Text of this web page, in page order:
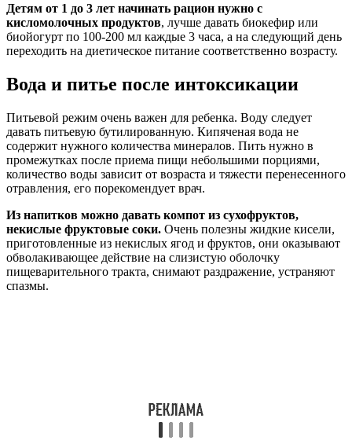
Детям от 1 до 3 лет начинать рацион нужно с
кисломолочных продуктов, лучше давать биокефир или
биойогурт по 100-200 мл каждые 3 часа, а на следующий день
переходить на диетическое питание соответственно возрасту.
Вода и питье после интоксикации
Питьевой режим очень важен для ребенка. Воду следует
давать питьевую бутилированную. Кипяченая вода не
содержит нужного количества минералов. Пить нужно в
промежутках после приема пищи небольшими порциями,
количество воды зависит от возраста и тяжести перенесенного
отравления, его порекомендует врач.
Из напитков можно давать компот из сухофруктов,
некислые фруктовые соки. Очень полезны жидкие кисели,
приготовленные из некислых ягод и фруктов, они оказывают
обволакивающее действие на слизистую оболочку
пищеварительного тракта, снимают раздражение, устраняют
спазмы.